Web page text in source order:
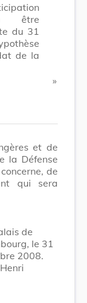
être
du 31
de la
​ »
et de
la Défense
de
qui sera
de
le 31
2008.
Henri